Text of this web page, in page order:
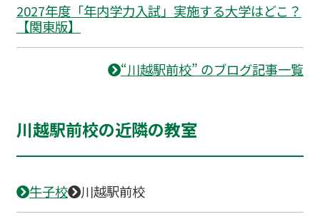
2027年度「年内学力入試」実施する大学はどこ？
【関東版】
“川越駅前校” のブログ記事一覧
川越駅前校の近隣の教室
牛子校 川越駅前校